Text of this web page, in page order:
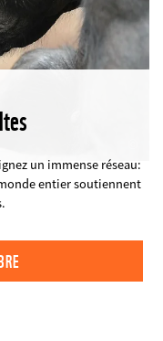
un immense réseau:
entier soutiennent